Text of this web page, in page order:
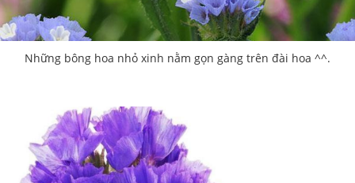
Những bông hoa nhỏ xinh nằm gọn gàng trên đài hoa ^^.